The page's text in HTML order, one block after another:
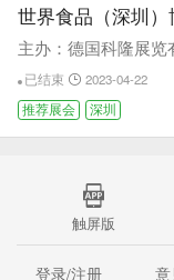
世界食品（深圳）
主办：德国科隆展览
已结束
2023-04-22
推荐展会
深圳
触屏版
登录/注册